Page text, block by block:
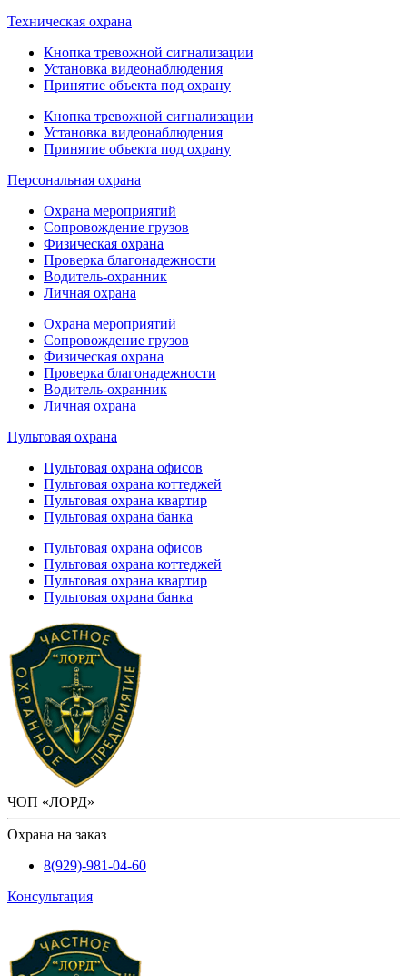
Техническая охрана
Кнопка тревожной сигнализации
Установка видеонаблюдения
Принятие объекта под охрану
Кнопка тревожной сигнализации
Установка видеонаблюдения
Принятие объекта под охрану
Персональная охрана
Охрана мероприятий
Сопровождение грузов
Физическая охрана
Проверка благонадежности
Водитель-охранник
Личная охрана
Охрана мероприятий
Сопровождение грузов
Физическая охрана
Проверка благонадежности
Водитель-охранник
Личная охрана
Пультовая охрана
Пультовая охрана офисов
Пультовая охрана коттеджей
Пультовая охрана квартир
Пультовая охрана банка
Пультовая охрана офисов
Пультовая охрана коттеджей
Пультовая охрана квартир
Пультовая охрана банка
ЧОП «ЛОРД»
Охрана на заказ
8(929)-981-04-60
Консультация